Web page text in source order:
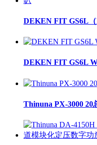
DEKEN FIT GS6L
DEKEN FIT GS6L
Thinuna PX-3000